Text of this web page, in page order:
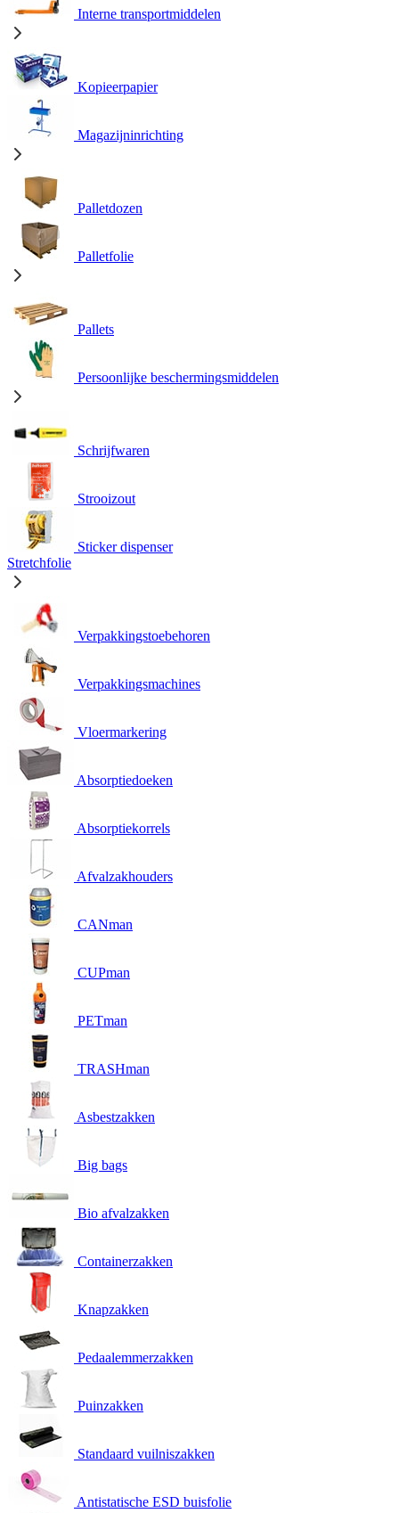
Interne transportmiddelen
Kopieerpapier
Magazijninrichting
Palletdozen
Palletfolie
Pallets
Persoonlijke beschermingsmiddelen
Schrijfwaren
Strooizout
Sticker dispenser
Stretchfolie
Verpakkingstoebehoren
Verpakkingsmachines
Vloermarkering
Absorptiedoeken
Absorptiekorrels
Afvalzakhouders
CANman
CUPman
PETman
TRASHman
Asbestzakken
Big bags
Bio afvalzakken
Containerzakken
Knapzakken
Pedaalemmerzakken
Puinzakken
Standaard vuilniszakken
Antistatische ESD buisfolie